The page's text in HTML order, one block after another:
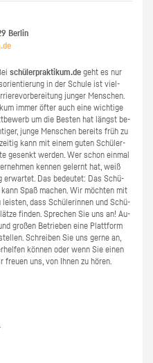
Berlin
schü­ler­prak­ti­kum.de geht es nur
in der Schu­le ist viel­
jun­ger Men­schen.
immer öfter auch eine wich­ti­ge
um die Bes­ten hat längst be­
junge Men­schen be­reits früh zu
kann mit einem guten Schü­ler­
ge­senkt wer­den. Wer schon ein­mal
ken­nen ge­lernt hat, weiß
er­war­tet. Das be­deu­tet: Das Schü­
Spaß ma­chen. Wir möch­ten mit
leis­ten, dass Schü­le­rin­nen und Schü­
fin­den. Spre­chen Sie uns an! Au­
gro­ßen Be­trie­ben eine Platt­form
Schrei­ben Sie uns gerne an,
kön­nen oder wenn Sie einen
uns, von Ihnen zu hören.